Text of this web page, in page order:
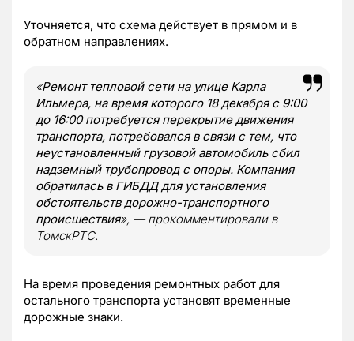
Уточняется, что схема действует в прямом и в
обратном направлениях.
«Ремонт тепловой сети на улице Карла
Ильмера, на время которого 18 декабря с 9:00
до 16:00 потребуется перекрытие движения
транспорта, потребовался в связи с тем, что
неустановленный грузовой автомобиль сбил
надземный трубопровод с опоры. Компания
обратилась в ГИБДД для установления
обстоятельств дорожно-транспортного
происшествия», — прокомментировали в
ТомскРТС.
На время проведения ремонтных работ для
остального транспорта установят временные
дорожные знаки.